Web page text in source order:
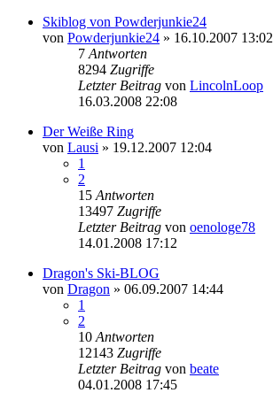
Skiblog von Powderjunkie24
von Powderjunkie24 » 16.10.2007 13:02
7 Antworten
8294 Zugriffe
Letzter Beitrag von LincolnLoop
16.03.2008 22:08
Der Weiße Ring
von Lausi » 19.12.2007 12:04
1
2
15 Antworten
13497 Zugriffe
Letzter Beitrag von oenologe78
14.01.2008 17:12
Dragon's Ski-BLOG
von Dragon » 06.09.2007 14:44
1
2
10 Antworten
12143 Zugriffe
Letzter Beitrag von beate
04.01.2008 17:45